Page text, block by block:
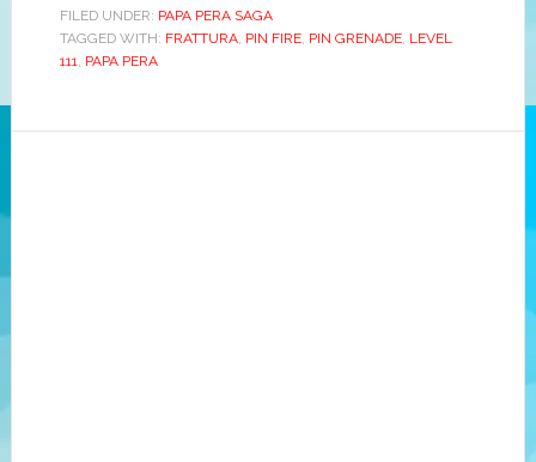
FILED UNDER: PAPA PERA SAGA
TAGGED WITH: FRATTURA, PIN FIRE, PIN GRENADE, LEVEL
111, PAPA PERA